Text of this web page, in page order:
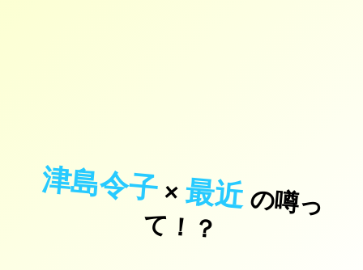
津島令子×最近の
噂
っ
て
！
？